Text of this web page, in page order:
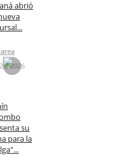
abrió
2026
su
para la